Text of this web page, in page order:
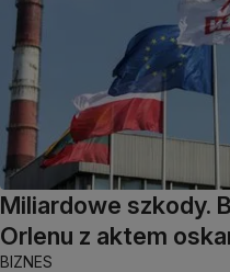
Miliardowe szkody.
Orlenu z aktem
BIZNES